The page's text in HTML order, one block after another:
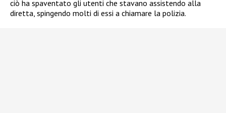
ciò ha spaventato gli utenti che stavano assistendo alla
diretta, spingendo molti di essi a chiamare la polizia.